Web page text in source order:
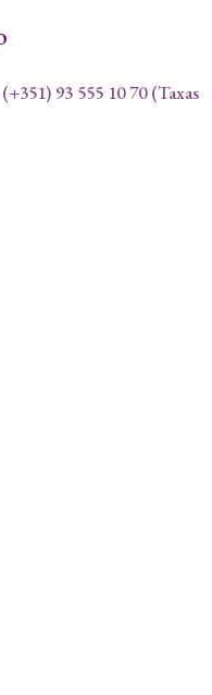
93 555 10 70 (Taxas